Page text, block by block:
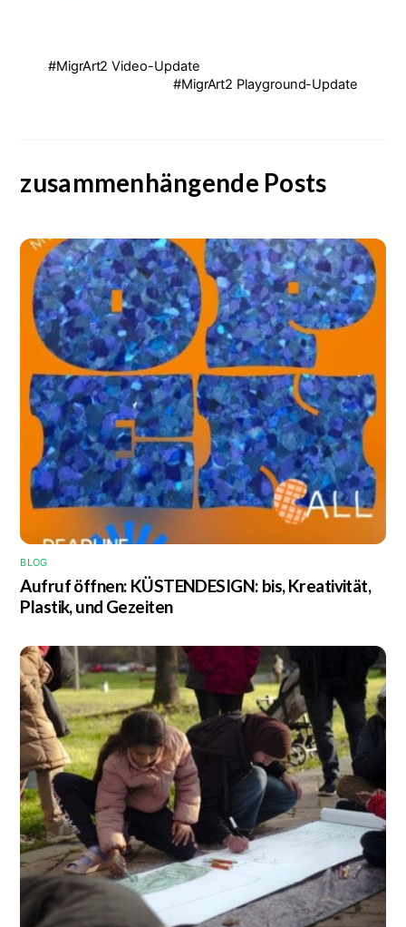
#MigrArt2 Video-Update
#MigrArt2 Playground-Update
zusammenhängende Posts
BLOG
Aufruf öffnen: KÜSTENDESIGN: bis, Kreativität,
Plastik, und Gezeiten